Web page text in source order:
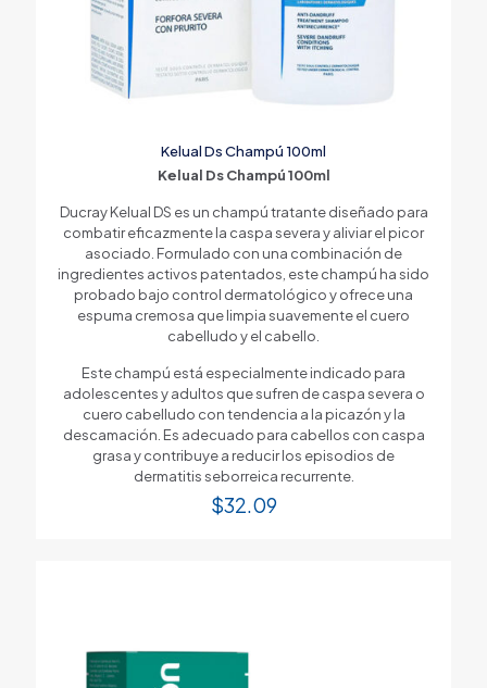
Kelual Ds Champú 100ml
Kelual Ds Champú 100ml
Ducray Kelual DS es un champú tratante diseñado para
combatir eficazmente la caspa severa y aliviar el picor
asociado. Formulado con una combinación de
ingredientes activos patentados, este champú ha sido
probado bajo control dermatológico y ofrece una
espuma cremosa que limpia suavemente el cuero
cabelludo y el cabello.
Este champú está especialmente indicado para
adolescentes y adultos que sufren de caspa severa o
cuero cabelludo con tendencia a la picazón y la
descamación. Es adecuado para cabellos con caspa
grasa y contribuye a reducir los episodios de
dermatitis seborreica recurrente.
$32.09